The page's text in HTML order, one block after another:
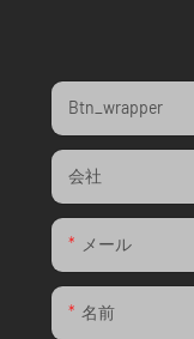
Btn_wrapper
会社
メール
名前